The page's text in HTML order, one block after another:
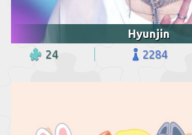
Hyunjin
24 2284